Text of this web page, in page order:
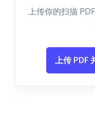
上传你的扫描
上传 PDF